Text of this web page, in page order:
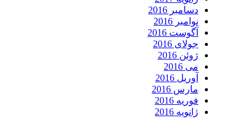
دسامبر 2016
نوامبر 2016
آگوست 2016
جولای 2016
ژوئن 2016
می 2016
آوریل 2016
مارس 2016
فوریه 2016
ژانویه 2016